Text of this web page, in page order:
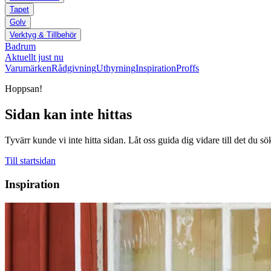
Tapet
Golv
Verktyg & Tillbehör
Badrum
Aktuellt just nu
VarumärkenRådgivningUthyrningInspirationProffs
Hoppsan!
Sidan kan inte hittas
Tyvärr kunde vi inte hitta sidan. Låt oss guida dig vidare till det du
Till startsidan
Inspiration